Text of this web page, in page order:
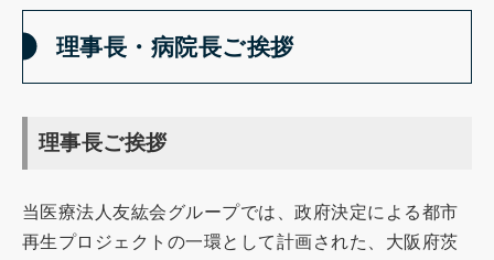
理事長・病院長ご挨拶
理事長ご挨拶
当医療法人友紘会グループでは、政府決定による都市
再生プロジェクトの一環として計画された、大阪府茨